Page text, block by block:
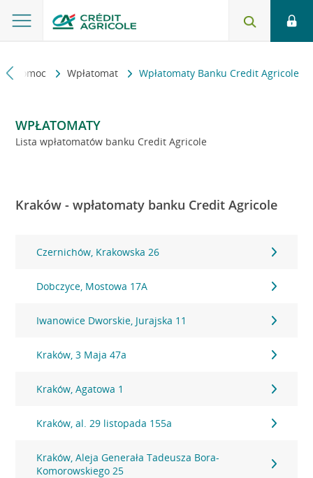
i pomoc Wpłatomat Wpłatomaty Banku Credit Agricole
WPŁATOMATY
Lista wpłatomatów banku Credit Agricole
Kraków - wpłatomaty banku Credit Agricole
Czernichów, Krakowska 26
Dobczyce, Mostowa 17A
Iwanowice Dworskie, Jurajska 11
Kraków, 3 Maja 47a
Kraków, Agatowa 1
Kraków, al. 29 listopada 155a
Kraków, Aleja Generała Tadeusza Bora-
Komorowskiego 25